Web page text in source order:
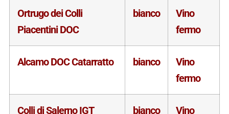
Ortrugo dei Colli
Piacentini DOC
bianco
Vino
fermo
Alcamo DOC Catarratto bianco
Vino
fermo
Colli di Salerno IGT bianco Vino